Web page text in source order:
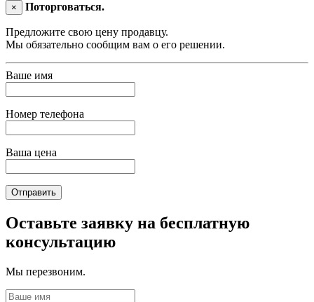
×
Поторговаться.
Предложите свою цену продавцу.
Мы обязательно сообщим вам о его решении.
Ваше имя
Номер телефона
Ваша цена
Отправить
Оставьте заявку на бесплатную
консультацию
Мы перезвоним.